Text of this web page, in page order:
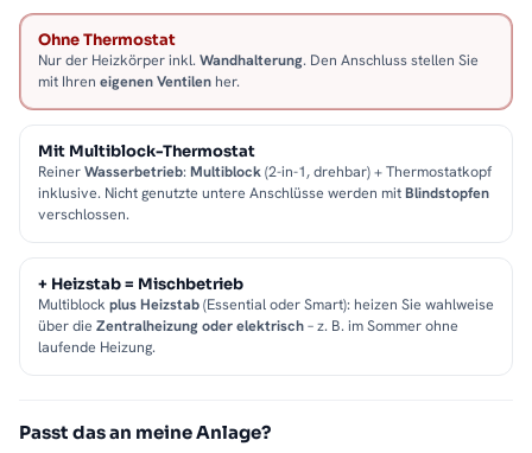
Ohne Thermostat
Nur der Heizkörper inkl. Wandhalterung. Den Anschluss stellen Sie
mit Ihren eigenen Ventilen her.
Mit Multiblock-Thermostat
ReinerWasserbetrieb: Multiblock(2-in-1, drehbar) + Thermostatkopf
inklusive. Nicht genutzte untere Anschlüsse werden mitBlindstopfen
verschlossen.
+ Heizstab = Mischbetrieb
Multiblock plus Heizstab(Essential oder Smart): heizen Sie wahlweise
über die Zentralheizung oder elektrisch– z. B. im Sommer ohne
laufende Heizung.
Passt das an meine Anlage?